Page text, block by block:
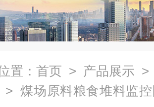
置： 首页 > 产品展示
> 煤场原料粮食堆料监